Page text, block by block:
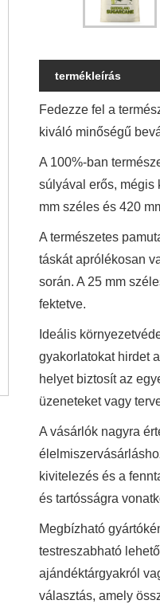
termékleírás
Fedezze fel a
kiváló minőségű
A 100%-ban
súlyával erős, mégis
mm széles és 420
A természetes
táskát aprólékosan
során. A 25 mm
fektetve.
Ideális
gyakorlatokat hirdet
helyet biztosít az
üzeneteket vagy
A vásárlók nagyra
kivitelezés és a
és tartósságra
Megbízható
testreszabható
ajándéktárgyakról
választás, amely